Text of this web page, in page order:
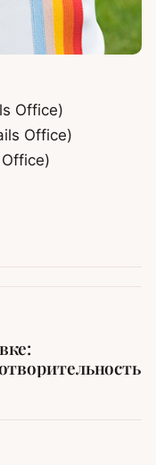
Office)
Office)